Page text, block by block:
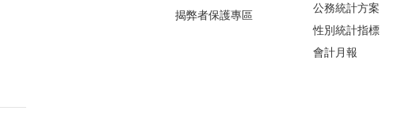
揭弊者保護專區
公務統計方案
性別統計指標
會計月報